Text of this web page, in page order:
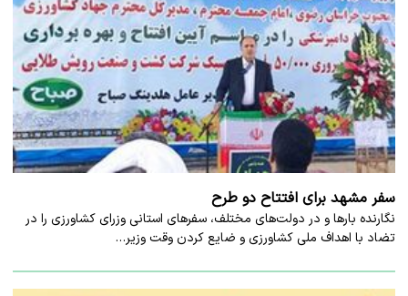
سفر مشهد برای افتتاح دو طرح
نگارنده بارها و در دولت‌های مختلف، سفرهای استانی وزرای کشاورزی را در
تضاد با اهداف ملی کشاورزی و ضایع کردن وقت وزیر…